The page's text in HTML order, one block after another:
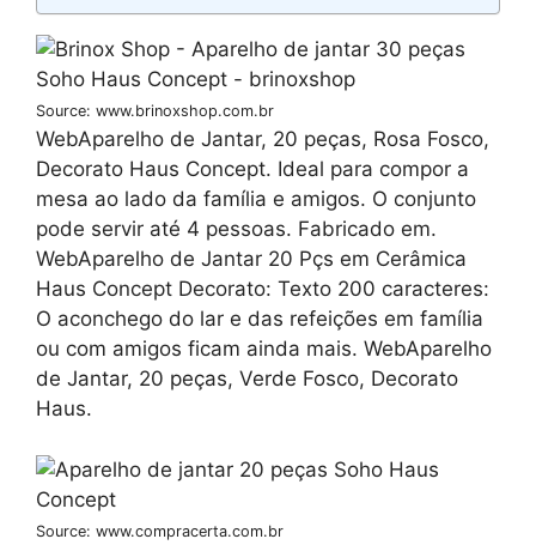
Source: www.brinoxshop.com.br
WebAparelho de Jantar, 20 peças, Rosa Fosco,
Decorato Haus Concept. Ideal para compor a
mesa ao lado da família e amigos. O conjunto
pode servir até 4 pessoas. Fabricado em.
WebAparelho de Jantar 20 Pçs em Cerâmica
Haus Concept Decorato: Texto 200 caracteres:
O aconchego do lar e das refeições em família
ou com amigos ficam ainda mais. WebAparelho
de Jantar, 20 peças, Verde Fosco, Decorato
Haus.
Source: www.compracerta.com.br